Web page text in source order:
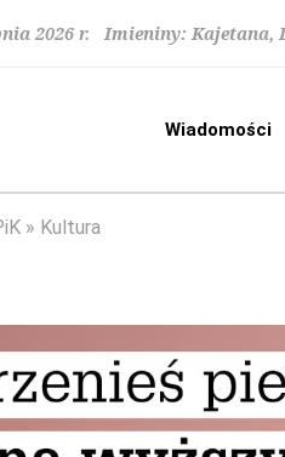
2026 r. Imieniny: Kajetana,
Wiadomości
Kultura